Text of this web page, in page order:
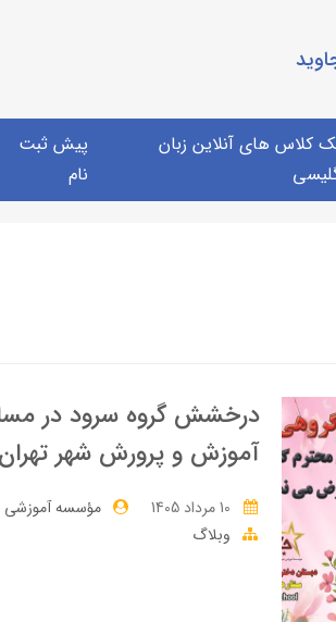
کلاس های آنلاین زبان
پیش ثبت
نام
آموزش و پرورش شهر تهران
مؤسسه آموزشی
وبلاگ